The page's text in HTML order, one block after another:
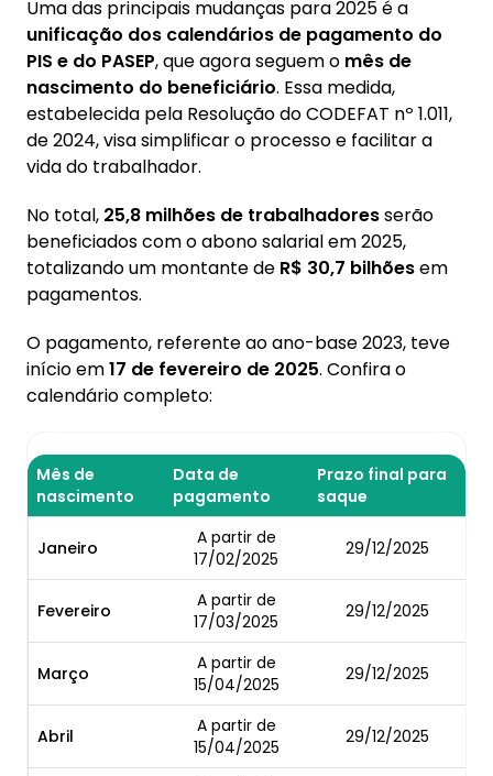
Uma das principais mudanças para 2025 é a
unificação dos calendários de pagamento do
PIS e do PASEP, que agora seguem o mês de
nascimento do beneficiário. Essa medida,
estabelecida pela Resolução do CODEFAT nº 1.011,
de 2024, visa simplificar o processo e facilitar a
vida do trabalhador.
No total, 25,8 milhões de trabalhadoresserão
beneficiados com o abono salarial em 2025,
totalizando um montante de R$ 30,7 bilhõesem
pagamentos.
O pagamento, referente ao ano-base 2023, teve
início em17 de fevereiro de 2025. Confira o
calendário completo:
Mês de
nascimento
Data de
pagamento
Prazo final para
saque
Janeiro
A partir de
17/02/2025
29/12/2025
Fevereiro
A partir de
17/03/2025
29/12/2025
Março
A partir de
15/04/2025
29/12/2025
Abril
A partir de
15/04/2025
29/12/2025